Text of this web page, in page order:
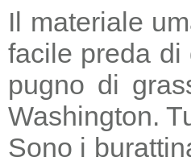
Il materiale
facile preda di
pugno di
Washington.
Sono i